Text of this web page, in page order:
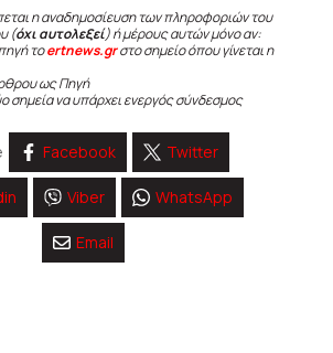
η αναδημοσίευση των πληροφοριών του
(όχι αυτολεξεί) ή μέρους αυτών μόνο αν:
τοertnews.grστο σημείο όπου γίνεται η
ως Πηγή
σημεία να υπάρχει ενεργός σύνδεσμος
Facebook Twitter
Viber WhatsApp
Email